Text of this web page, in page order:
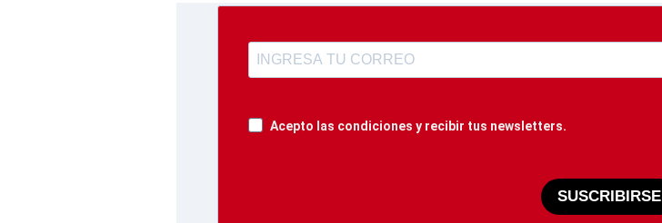
Acepto las condiciones y recibir tus newsletters.
SUSCRIBIRSE